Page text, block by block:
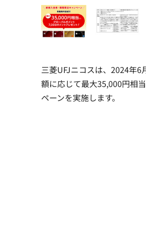
三菱UFJニコスは、2024年
額に応じて最大35,000円相
ペーンを実施します。